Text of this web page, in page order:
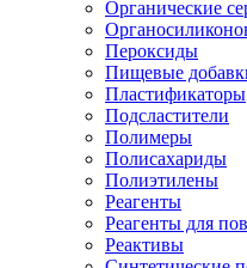
Органические
Пероксиды
Пищевые
Пластификаторы
Подсластители
Полимеры
Полисахариды
Полиэтилены
Реагенты
Реагенты для
Реактивы